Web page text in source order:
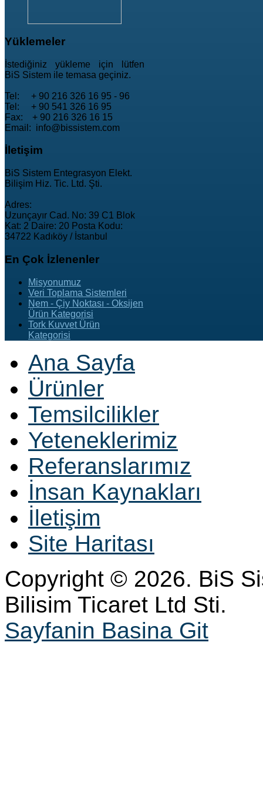
Yüklemeler
İstediğiniz yükleme için lütfen
BiS Sistem ile temasa geçiniz.
Tel: + 90 216 326 16 95 - 96
Tel: + 90 541 326 16 95
Fax: + 90 216 326 16 15
Email: info@bissistem.com
İletişim
BiS Sistem Entegrasyon Elekt.
Bilişim Hiz. Tic. Ltd. Şti.
Adres:
Uzunçayır Cad. No: 39 C1 Blok
Kat: 2 Daire: 20 Posta Kodu:
34722 Kadıköy / İstanbul
En Çok İzlenenler
Misyonumuz
Veri Toplama Sistemleri
Nem - Çiy Noktası - Oksijen
Ürün Kategorisi
Tork Kuvvet Ürün
Kategorisi
Ana Sayfa
Ürünler
Temsilcilikler
Yeteneklerimiz
Referanslarımız
İnsan Kaynakları
İletişim
Site Haritası
Copyright © 2026. BiS
Bilisim Ticaret Ltd Sti.
Sayfanin Basina Git